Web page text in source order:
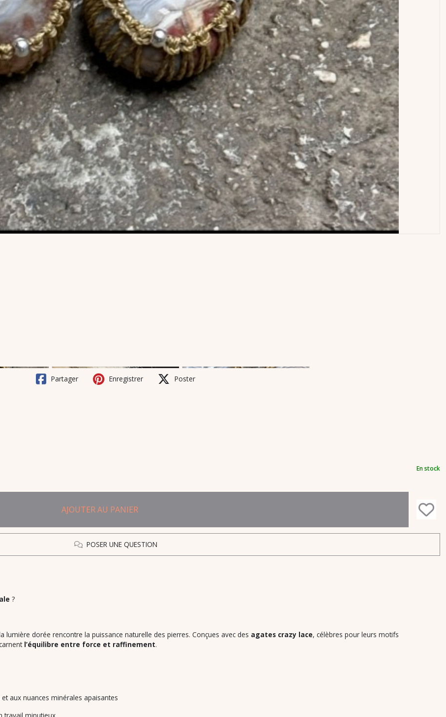
Partager Enregistrer Poster
En stock
AJOUTER AU PANIER
POSER UNE QUESTION
?
lumière dorée rencontre la puissance naturelle des pierres. Conçues avec des agates crazy lace, célèbres pour leurs motifs
l’équilibre entre force et raffinement.
aux nuances minérales apaisantes